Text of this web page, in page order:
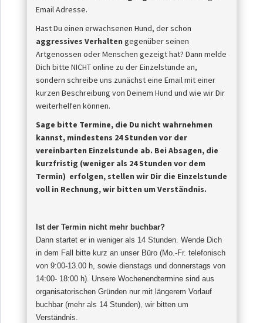
Email Adresse.
Hast Du einen erwachsenen Hund, der schon
aggressives Verhalten gegenüber seinen
Artgenossen oder Menschen gezeigt hat? Dann melde
Dich bitte NICHT online zu der Einzelstunde an,
sondern schreibe uns zunächst eine Email mit einer
kurzen Beschreibung von Deinem Hund und wie wir Dir
weiterhelfen können.
Sage bitte Termine, die Du nicht wahrnehmen
kannst, mindestens 24 Stunden vor der
vereinbarten Einzelstunde ab. Bei Absagen, die
kurzfristig (weniger als 24 Stunden vor dem
Termin) erfolgen, stellen wir Dir die Einzelstunde
voll in Rechnung, wir bitten um Verständnis.
Ist der Termin nicht mehr buchbar?
Dann startet er in weniger als 14 Stunden. Wende Dich
in dem Fall bitte kurz an unser Büro (Mo.-Fr. telefonisch
von 9:00-13.00 h, sowie dienstags und donnerstags von
14:00- 18:00 h). Unsere Wochenendtermine sind aus
organisatorischen Gründen nur mit längerem Vorlauf
buchbar (mehr als 14 Stunden), wir bitten um
Verständnis.